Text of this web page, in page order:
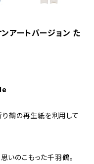
アートバージョン た
り鶴の再生紙を利用して
いのこもった千羽鶴。